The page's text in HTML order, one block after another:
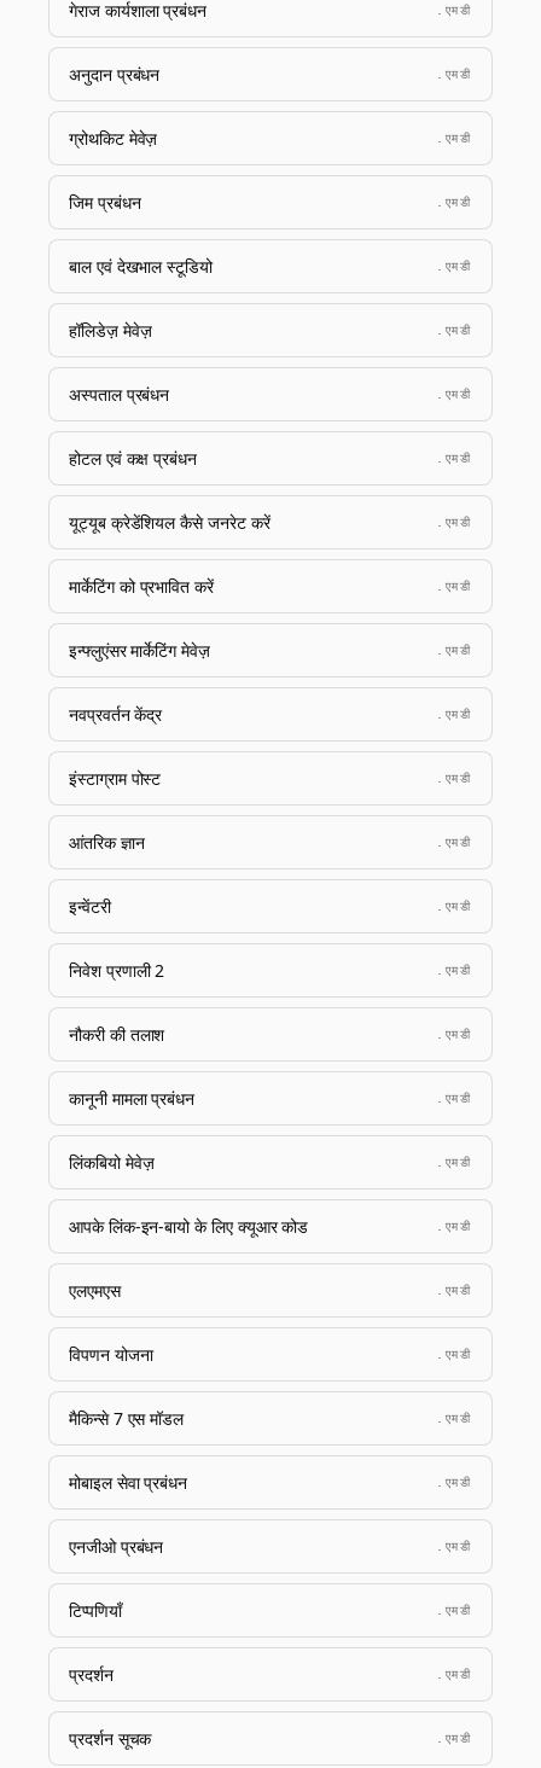
गेराज कार्यशाला प्रबंधन .एमडी
अनुदान प्रबंधन .एमडी
ग्रोथकिट मेवेज़ .एमडी
जिम प्रबंधन .एमडी
बाल एवं देखभाल स्टूडियो .एमडी
हॉलिडेज़ मेवेज़ .एमडी
अस्पताल प्रबंधन .एमडी
होटल एवं कक्ष प्रबंधन .एमडी
यूट्यूब क्रेडेंशियल कैसे जनरेट करें .एमडी
मार्केटिंग को प्रभावित करें .एमडी
इन्फ्लुएंसर मार्केटिंग मेवेज़ .एमडी
नवप्रवर्तन केंद्र .एमडी
इंस्टाग्राम पोस्ट .एमडी
आंतरिक ज्ञान .एमडी
इन्वेंटरी .एमडी
निवेश प्रणाली 2 .एमडी
नौकरी की तलाश .एमडी
कानूनी मामला प्रबंधन .एमडी
लिंकबियो मेवेज़ .एमडी
आपके लिंक-इन-बायो के लिए क्यूआर कोड .एमडी
एलएमएस .एमडी
विपणन योजना .एमडी
मैकिन्से 7 एस मॉडल .एमडी
मोबाइल सेवा प्रबंधन .एमडी
एनजीओ प्रबंधन .एमडी
टिप्पणियाँ .एमडी
प्रदर्शन .एमडी
प्रदर्शन सूचक .एमडी